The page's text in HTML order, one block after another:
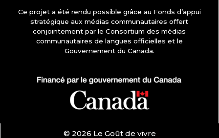
Ce projet a été rendu possible grâce au Fonds d’appui
stratégique aux médias communautaires offert
conjointement par le Consortium des médias
communautaires de langues officielles et le
Gouvernement du Canada.
© 2026 Le Goût de vivre